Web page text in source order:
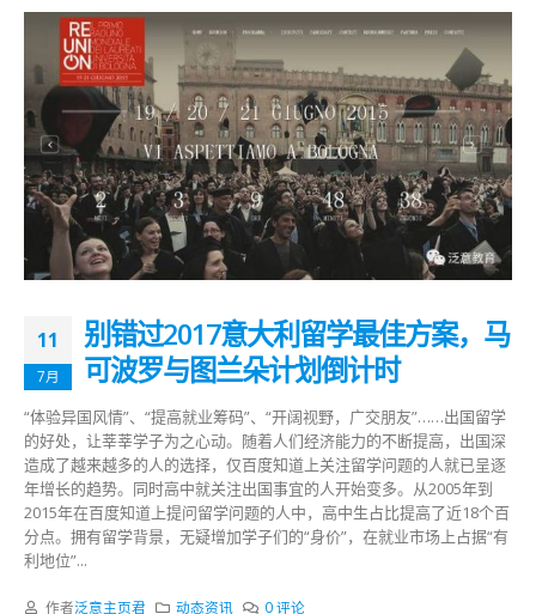
11
7月
别错过2017意大利留学最佳方案，马
可波罗与图兰朵计划倒计时
“体验异国风情”、“提高就业筹码”、“开阔视野，广交朋友”……出国留学
的好处，让莘莘学子为之心动。随着人们经济能力的不断提高，出国深
造成了越来越多的人的选择，仅百度知道上关注留学问题的人就已呈逐
年增长的趋势。同时高中就关注出国事宜的人开始变多。从2005年到
2015年在百度知道上提问留学问题的人中，高中生占比提高了近18个百
分点。拥有留学背景，无疑增加学子们的“身价”，在就业市场上占据“有
利地位”...
作者泛意主页君 动态资讯 0 评论